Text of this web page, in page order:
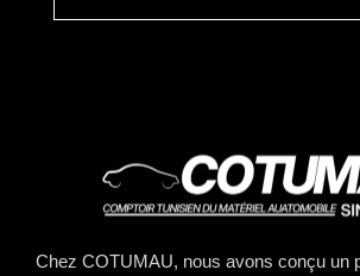
Chez COTUMAU, nous avons conçu un